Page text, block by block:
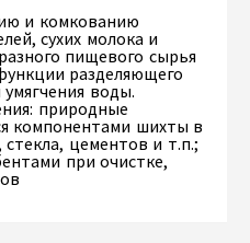
и комкованию
сухих молока и
пищевого сырья
разделяющего
воды.
природные
компонентами шихты в
цементов и т.п.;
при очистке,